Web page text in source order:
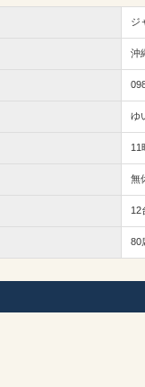
ジ
沖
ゆ
11
無
12
80